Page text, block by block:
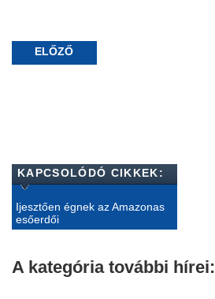
ELŐZŐ
KAPCSOLÓDÓ CIKKEK:
Ijesztően égnek az Amazonas
esőerdői
A kategória további hírei: